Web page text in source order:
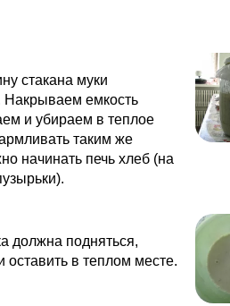
стакана муки
Накрываем емкость
и убираем в теплое
таким же
начинать печь хлеб (на
должна подняться,
в теплом месте.